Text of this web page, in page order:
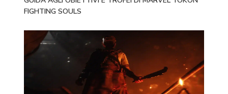
FIGHTING SOULS